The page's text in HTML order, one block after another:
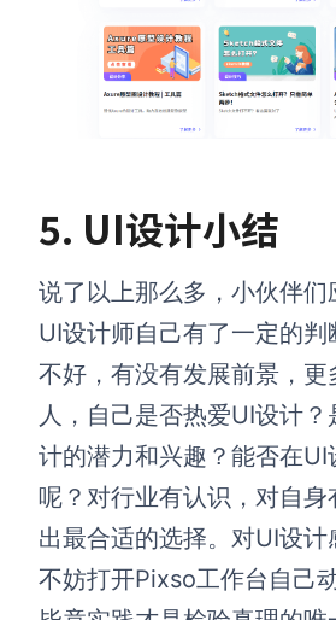
5. UI设计小结
说了以上那么多，小伙伴们
UI设计师自己有了一定的
不好，有没有发展前景，更
人，自己是否热爱UI设计
计的潜力和兴趣？能否在
呢？对行业有认识，对自身
出最合适的选择。对UI设计
不妨打开Pixso工作台自己